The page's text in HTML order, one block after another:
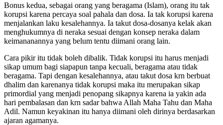
Bonus kedua, sebagai orang yang beragama (Islam), orang itu tak
korupsi karena percaya soal pahala dan dosa. Ia tak korupsi karena
menjalankan laku kesalehannya. Ia takut dosa-dosanya kelak akan
menghukumnya di neraka sesuai dengan konsep neraka dalam
keimananannya yang belum tentu diimani orang lain.
Cara pikir itu tidak boleh dibalik. Tidak korupsi itu harus menjadi
sikap umum bagi siapapun tanpa kecuali, beragama atau tidak
beragama. Tapi dengan kesalehannya, atau takut dosa krn berbuat
dhalim dan karenanya tidak korupsi maka itu merupakan sikap
primordial yang menjadi penopang sikapnya karena ia yakin ada
hari pembalasan dan krn sadar bahwa Allah Maha Tahu dan Maha
Adil. Namun keyakinan itu hanya diimani oleh dirinya berdasarkan
ajaran agamanya.